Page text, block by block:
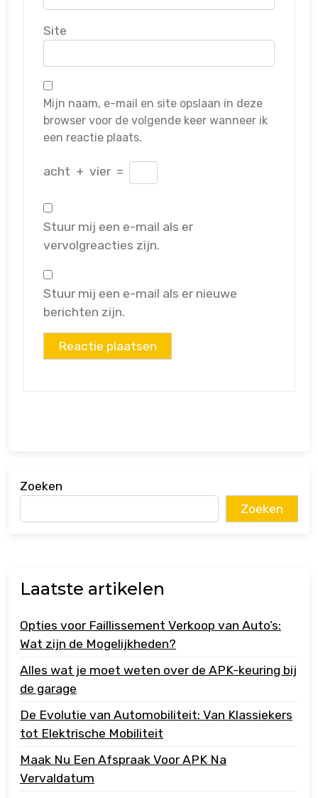
Site
Mijn naam, e-mail en site opslaan in deze
browser voor de volgende keer wanneer ik
een reactie plaats.
acht + vier =
Stuur mij een e-mail als er
vervolgreacties zijn.
Stuur mij een e-mail als er nieuwe
berichten zijn.
Zoeken
Zoeken
Laatste artikelen
Opties voor Faillissement Verkoop van Auto’s:
Wat zijn de Mogelijkheden?
Alles wat je moet weten over de APK-keuring bij
de garage
De Evolutie van Automobiliteit: Van Klassiekers
tot Elektrische Mobiliteit
Maak Nu Een Afspraak Voor APK Na
Vervaldatum